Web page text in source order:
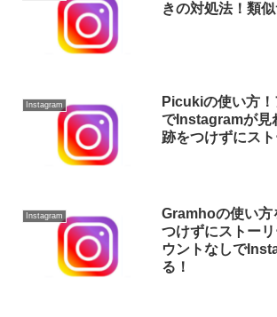
きの対処法！類
Instagram
Picukiの使い方
でInstagramが見
跡をつけずにスト
Instagram
Gramhoの使い方
つけずにストー
ウントなしで
る！